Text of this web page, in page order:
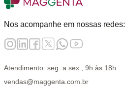
Nos acompanhe em nossas redes:
Atendimento: seg. a sex., 9h às 18h
vendas@maggenta.com.br